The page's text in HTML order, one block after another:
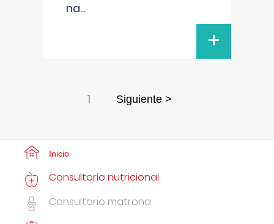
na...
+
1 Siguiente >
Inicio
Consultorio nutricional
Consultorio matrona